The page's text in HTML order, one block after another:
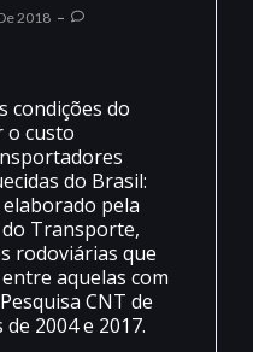
2018
condições do
o custo
do Brasil:
pela
Transporte,
rodoviárias que
aquelas com
CNT de
2004 e 2017.